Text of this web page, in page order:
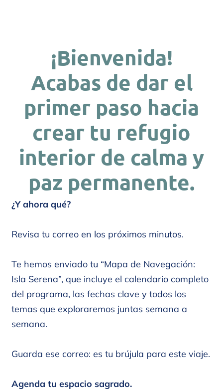
¡Bienvenida!
Acabas de dar el
primer paso hacia
crear tu refugio
interior de calma y
paz permanente.
¿Y ahora qué?
Revisa tu correo en los próximos minutos.
Te hemos enviado tu “Mapa de Navegación:
Isla Serena”, que incluye el calendario completo
del programa, las fechas clave y todos los
temas que exploraremos juntas semana a
semana.
Guarda ese correo: es tu brújula para este viaje.
Agenda tu espacio sagrado.